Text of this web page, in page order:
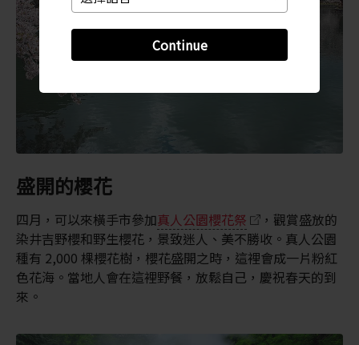
Continue
盛開的櫻花
四月，可以來橫手市參加真人公園櫻花祭
，觀賞盛放的
染井吉野櫻和野生櫻花，景致迷人、美不勝收。真人公園
種有 2,000 棵櫻花樹，櫻花盛開之時，這裡會成一片粉紅
色花海。當地人會在這裡野餐，放鬆自己，慶祝春天的到
來。